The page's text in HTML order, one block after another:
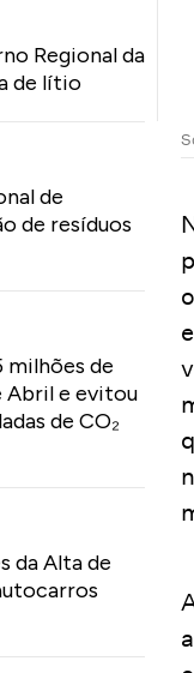
Regional da
de lítio
de
de resíduos
milhões de
Abril e evitou
de CO₂
da Alta de